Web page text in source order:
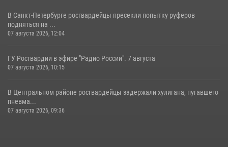
В Санкт-Петербурге росгвардейцы пресекли попытку руферов
подняться на ...
07 августа 2026, 12:04
ГУ Росгвардии в эфире "Радио России". 7 августа
07 августа 2026, 10:15
В Центральном районе росгвардейцы задержали хулигана, пугавшего
пневма...
07 августа 2026, 09:36